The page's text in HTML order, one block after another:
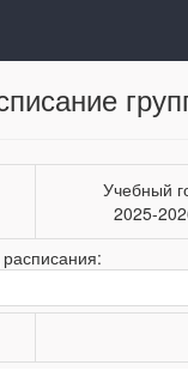
Учебный
2025-